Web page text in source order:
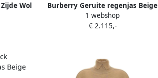
Wol
Burberry Geruite regenjas Beige
Dames
1 webshop
€ 2.115,-